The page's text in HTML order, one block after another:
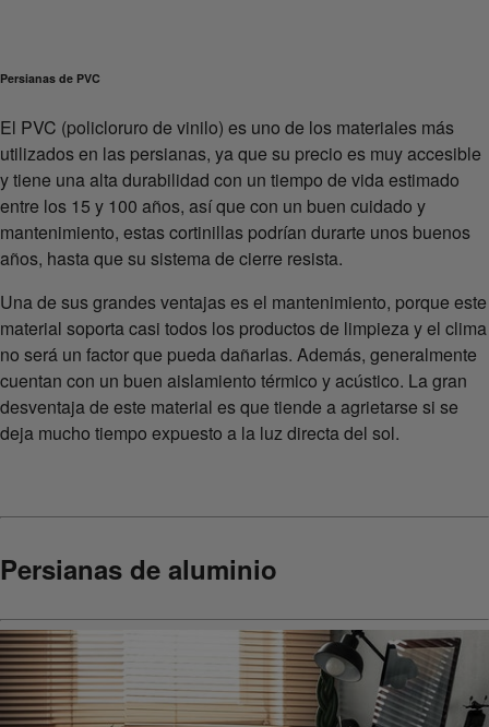
Persianas de PVC
El PVC (policloruro de vinilo) es uno de los materiales más
utilizados en las persianas, ya que su precio es muy accesible
y tiene una alta durabilidad con un tiempo de vida estimado
entre los 15 y 100 años, así que con un buen cuidado y
mantenimiento, estas cortinillas podrían durarte unos buenos
años, hasta que su sistema de cierre resista.
Una de sus grandes ventajas es el mantenimiento, porque este
material soporta casi todos los productos de limpieza y el clima
no será un factor que pueda dañarlas. Además, generalmente
cuentan con un buen aislamiento térmico y acústico. La gran
desventaja de este material es que tiende a agrietarse si se
deja mucho tiempo expuesto a la luz directa del sol.
Persianas de aluminio